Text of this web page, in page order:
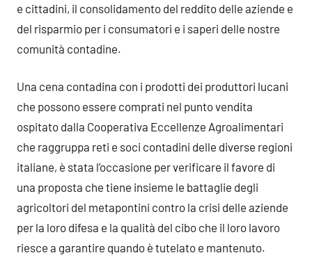
e cittadini, il consolidamento del reddito delle aziende e
del risparmio per i consumatori e i saperi delle nostre
comunità contadine.
Una cena contadina con i prodotti dei produttori lucani
che possono essere comprati nel punto vendita
ospitato dalla Cooperativa Eccellenze Agroalimentari
che raggruppa reti e soci contadini delle diverse regioni
italiane, è stata l’occasione per verificare il favore di
una proposta che tiene insieme le battaglie degli
agricoltori del metapontini contro la crisi delle aziende
per la loro difesa e la qualità del cibo che il loro lavoro
riesce a garantire quando è tutelato e mantenuto.